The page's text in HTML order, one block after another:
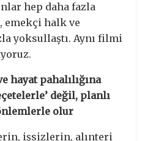
hep daha fazla
emekçi halk ve
yoksullaştı. Aynı filmi
hayat pahalılığına
değil, planlı
olur
işsizlerin, alınteri